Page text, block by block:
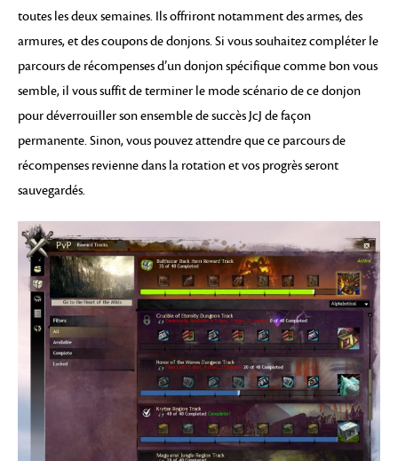
toutes les deux semaines. Ils offriront notamment des armes, des
armures, et des coupons de donjons. Si vous souhaitez compléter le
parcours de récompenses d’un donjon spécifique comme bon vous
semble, il vous suffit de terminer le mode scénario de ce donjon
pour déverrouiller son ensemble de succès JcJ de façon
permanente. Sinon, vous pouvez attendre que ce parcours de
récompenses revienne dans la rotation et vos progrès seront
sauvegardés.